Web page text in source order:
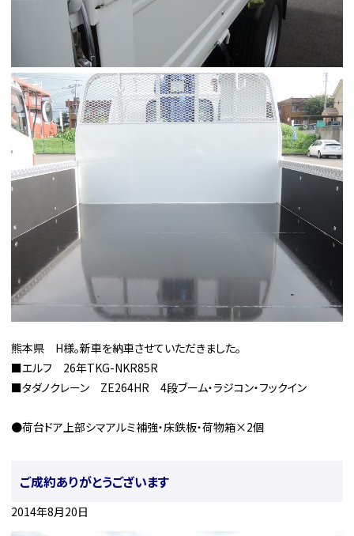
熊本県 H様。新車を納車させていただきました。
■エルフ 26年TKG-NKR85R
■タダノクレーン ZE264HR 4段ブーム・ラジコン・フックイン
●荷台ドア上部シマアルミ補強・床鉄板・荷物箱×2個
ご成約ありがとうございます
2014年8月20日